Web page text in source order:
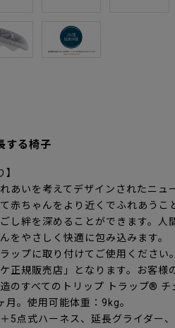
する椅子
あいを考えてデザインされたニュ
赤ちゃんをより近くでふれあうこ
し絆を深めることができます。人
をやさしく快適に包み込みます。
ップに取り付けてご使用ください。
正規販売店」となります。お客様
のすべてのトリップ トラップ® チ
。使用可能体重：9kg。
5点式ハーネス、延長グライダー